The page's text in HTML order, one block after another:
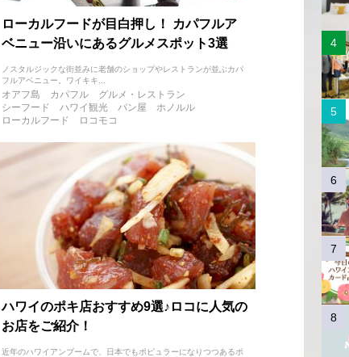
ローカルフードが目白押し！ カパフルア
ベニュー沿いにあるグルメスポット3選
ノスタルジックな街並みに老舗のショップやレストランが並ぶカパ
フルアベニュー。ワイキキ...
オアフ島 カパフル
グルメ・レストラン
シーフード
ハワイ観光 パン屋
ホノルル
ローカルフード
ロコモコ
ハワイのポキ店おすすめ9選♪ロコに人気の
お店をご紹介！
近年のハワイアンブームで、日本でもポピュラーになりつつあるポ